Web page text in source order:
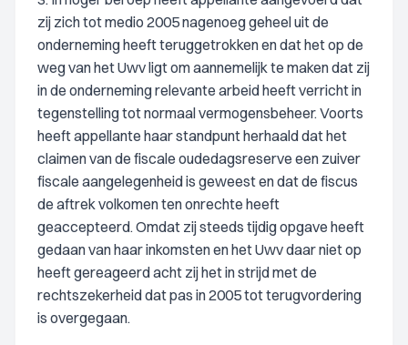
zij zich tot medio 2005 nagenoeg geheel uit de
onderneming heeft teruggetrokken en dat het op de
weg van het Uwv ligt om aannemelijk te maken dat zij
in de onderneming relevante arbeid heeft verricht in
tegenstelling tot normaal vermogensbeheer. Voorts
heeft appellante haar standpunt herhaald dat het
claimen van de fiscale oudedagsreserve een zuiver
fiscale aangelegenheid is geweest en dat de fiscus
de aftrek volkomen ten onrechte heeft
geaccepteerd. Omdat zij steeds tijdig opgave heeft
gedaan van haar inkomsten en het Uwv daar niet op
heeft gereageerd acht zij het in strijd met de
rechtszekerheid dat pas in 2005 tot terugvordering
is overgegaan.